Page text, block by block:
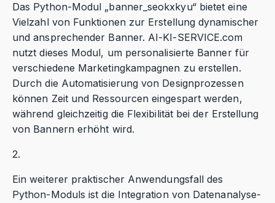
Das Python-Modul „banner_seokxkyu“ bietet eine
Vielzahl von Funktionen zur Erstellung dynamischer
und ansprechender Banner. AI-KI-SERVICE.com
nutzt dieses Modul, um personalisierte Banner für
verschiedene Marketingkampagnen zu erstellen.
Durch die Automatisierung von Designprozessen
können Zeit und Ressourcen eingespart werden,
während gleichzeitig die Flexibilität bei der Erstellung
von Bannern erhöht wird.
2.
Ein weiterer praktischer Anwendungsfall des
Python-Moduls ist die Integration von Datenanalyse-